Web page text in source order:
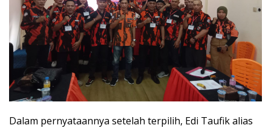
Dalam pernyataannya setelah terpilih, Edi Taufik alias